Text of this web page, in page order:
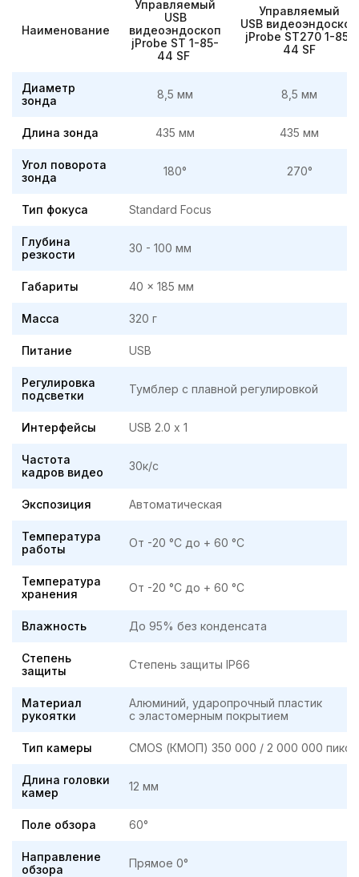
Наименование
Управляемый
USB
видеоэндоскоп
jProbe ST 1-85-
44 SF
Управляемый
USB видеоэндоскоп
jProbe ST270 1-85-
44 SF
Диаметр
зонда
8,5 мм 8,5 мм
Длина зонда 435 мм 435 мм
Угол поворота
зонда
180° 270°
Тип фокуса Standard Focus
Глубина
резкости
30 - 100 мм
Габариты 40 x 185 мм
Масса 320 г
Питание USB
Регулировка
подсветки
Тумблер с плавной регулировкой
Интерфейсы USB 2.0 х 1
Частота
кадров видео
30к/с
Экспозиция Автоматическая
Температура
работы
От -20 °C до + 60 °C
Температура
хранения
От -20 °C до + 60 °C
Влажность До 95% без конденсата
Степень
защиты
Степень защиты IP66
Материал
рукоятки
Алюминий, ударопрочный пластик
с эластомерным покрытием
Тип камеры CMOS (КМОП) 350 000 / 2 000 000
Длина головки
камер
12 мм
Поле обзора 60°
Направление
обзора
Прямое 0°